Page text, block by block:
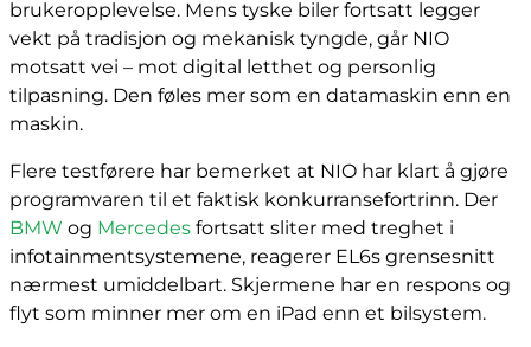
brukeropplevelse. Mens tyske biler fortsatt legger
vekt på tradisjon og mekanisk tyngde, går NIO
motsatt vei – mot digital letthet og personlig
tilpasning. Den føles mer som en datamaskin enn en
maskin.
Flere testførere har bemerket at NIO har klart å gjøre
programvaren til et faktisk konkurransefortrinn. Der
BMW og Mercedes fortsatt sliter med treghet i
infotainmentsystemene, reagerer EL6s grensesnitt
nærmest umiddelbart. Skjermene har en respons og
flyt som minner mer om en iPad enn et bilsystem.